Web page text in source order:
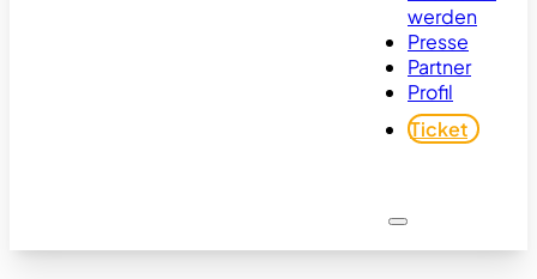
werden
Presse
Partner
Profil
Ticket